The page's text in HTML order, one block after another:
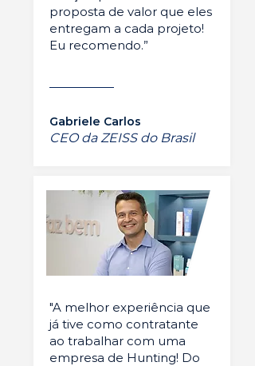
proposta de valor que eles
entregam a cada projeto!
Eu recomendo.”
Gabriele Carlos
CEO da ZEISS do Brasil
"A melhor experiência que
já tive como contratante
ao trabalhar com uma
empresa de Hunting! Do